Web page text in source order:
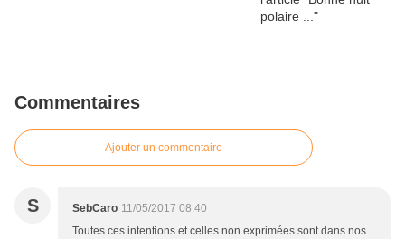
Commentaires
Ajouter un commentaire
S SebCaro 11/05/2017 08:40
Toutes ces intentions et celles non exprimées sont dans nos